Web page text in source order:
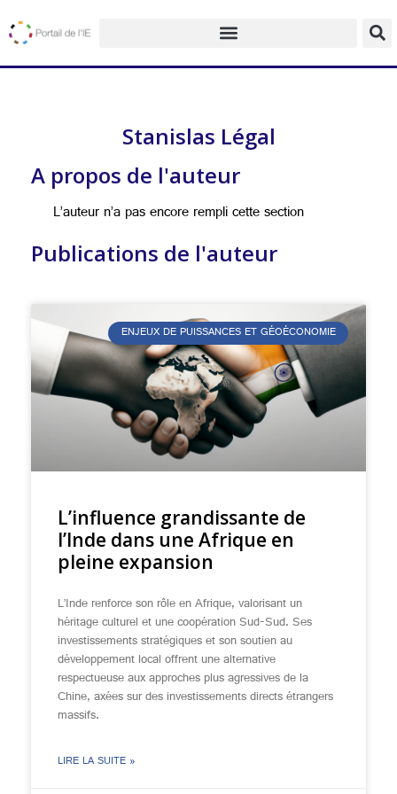
Stanislas Légal
A propos de l'auteur
L’auteur n’a pas encore rempli cette section
Publications de l'auteur
ENJEUX DE PUISSANCES ET GÉOÉCONOMIE
L’influence grandissante de
l’Inde dans une Afrique en
pleine expansion
L’Inde renforce son rôle en Afrique, valorisant un
héritage culturel et une coopération Sud-Sud. Ses
investissements stratégiques et son soutien au
développement local offrent une alternative
respectueuse aux approches plus agressives de la
Chine, axées sur des investissements directs étrangers
massifs.
LIRE LA SUITE »